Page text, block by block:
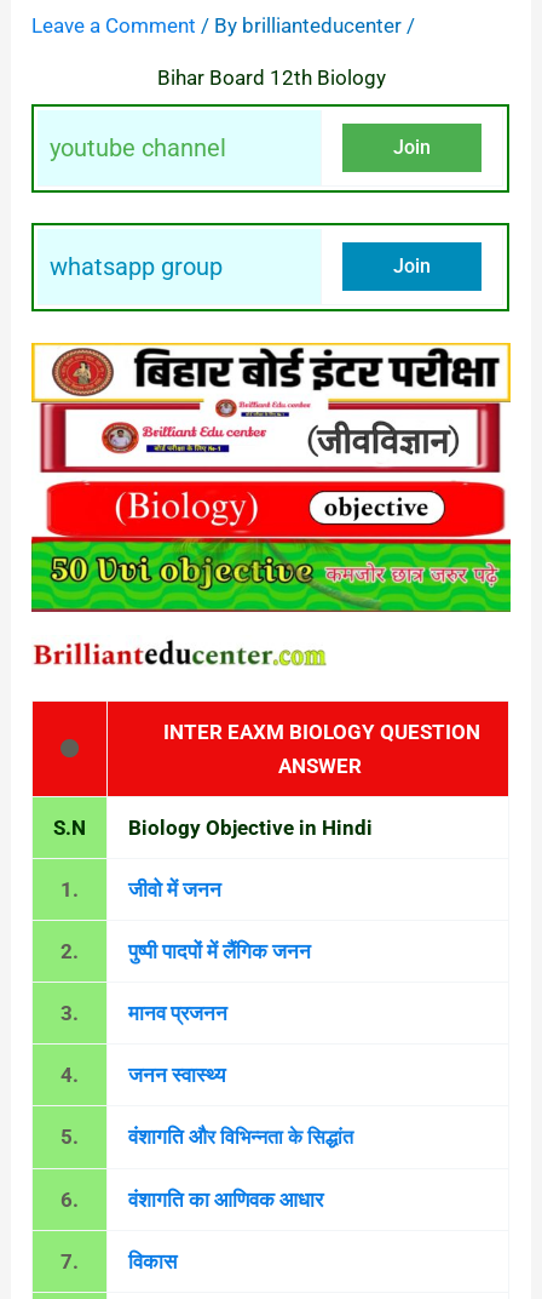
Leave a Comment / By brillianteducenter /
Bihar Board 12th Biology
youtube channel Join
whatsapp group Join
⚫
INTER EAXM BIOLOGY QUESTION
ANSWER
S.N Biology Objective in Hindi
1. जीवो में जनन
2. पुष्पी पादपों में लैंगिक जनन
3. मानव प्रजनन
4. जनन स्वास्थ्य
5. वंशागति औरविभिन्नता के सिद्धांत
6. वंशागति का आणिवक आधार
7. विकास